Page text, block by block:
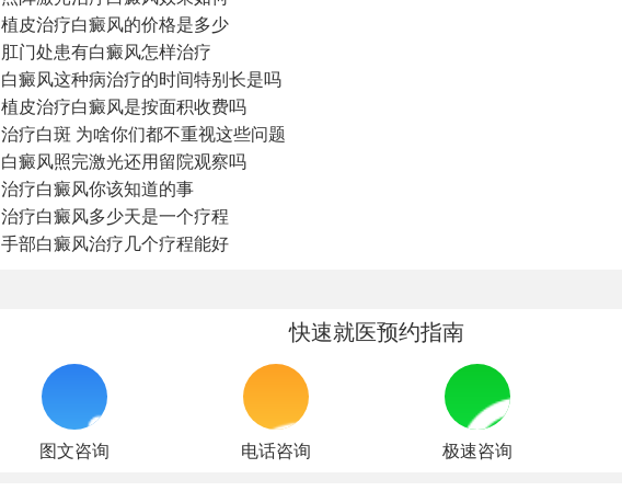
植皮治疗白癜风的价格是多少
肛门处患有白癜风怎样治疗
白癜风这种病治疗的时间特别长是吗
植皮治疗白癜风是按面积收费吗
治疗白斑 为啥你们都不重视这些问题
白癜风照完激光还用留院观察吗
治疗白癜风你该知道的事
治疗白癜风多少天是一个疗程
手部白癜风治疗几个疗程能好
快速就医预约指南
图文咨询 电话咨询 极速咨询